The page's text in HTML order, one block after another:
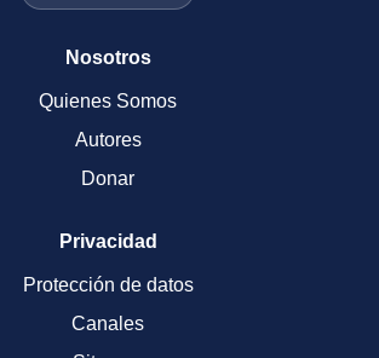
Nosotros
Quienes Somos
Autores
Donar
Privacidad
Protección de datos
Canales